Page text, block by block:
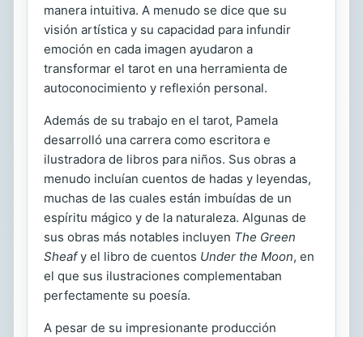
manera intuitiva. A menudo se dice que su
visión artística y su capacidad para infundir
emoción en cada imagen ayudaron a
transformar el tarot en una herramienta de
autoconocimiento y reflexión personal.
Además de su trabajo en el tarot, Pamela
desarrolló una carrera como escritora e
ilustradora de libros para niños. Sus obras a
menudo incluían cuentos de hadas y leyendas,
muchas de las cuales están imbuídas de un
espíritu mágico y de la naturaleza. Algunas de
sus obras más notables incluyen The Green
Sheafy el libro de cuentos Under the Moon, en
el que sus ilustraciones complementaban
perfectamente su poesía.
A pesar de su impresionante producción